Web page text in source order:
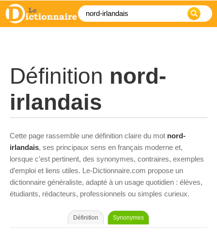
Définition nord-
irlandais
Cette page rassemble une définition claire du mot nord-
irlandais, ses principaux sens en français moderne et,
lorsque c’est pertinent, des synonymes, contraires, exemples
d’emploi et liens utiles. Le-Dictionnaire.com propose un
dictionnaire généraliste, adapté à un usage quotidien : élèves,
étudiants, rédacteurs, professionnels ou simples curieux.
Définition Synonymes